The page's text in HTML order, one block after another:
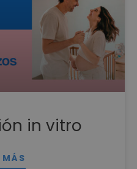
in vitro
MÁS